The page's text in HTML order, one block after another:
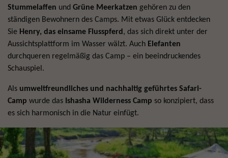
Stummelaffen und Grüne Meerkatzen gehören zu den
ständigen Bewohnern des Camps. Mit etwas Glück entdecken
Sie Henry, das einsame Flusspferd , das sich direkt unter der
Aussichtsplattform im Wasser wälzt. Auch Elefanten
durchqueren regelmäßig das Camp – ein beeindruckendes
Schauspiel.
Als umweltfreundliches und nachhaltig geführtes Safari-
Camp wurde das Ishasha Wilderness Camp so konzipiert, dass
es sich harmonisch in die Natur einfügt.